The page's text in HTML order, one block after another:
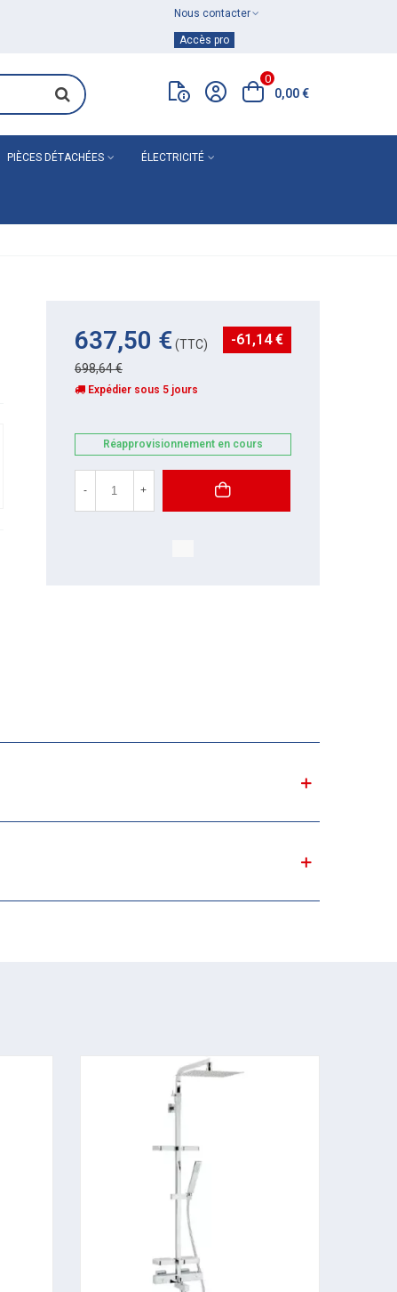
Nous contacter
Accès pro
0
0,00 €
PIÈCES DÉTACHÉES ÉLECTRICITÉ
637,50 €(TTC)
698,64 €
-61,14 €
Expédier sous 5 jours
Réapprovisionnement en cours
- +